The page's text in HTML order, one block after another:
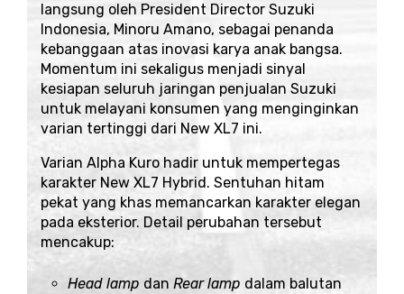
langsung oleh President Director Suzuki
Indonesia, Minoru Amano, sebagai penanda
kebanggaan atas inovasi karya anak bangsa.
Momentum ini sekaligus menjadi sinyal
kesiapan seluruh jaringan penjualan Suzuki
untuk melayani konsumen yang menginginkan
varian tertinggi dari New XL7 ini.
Varian Alpha Kuro hadir untuk mempertegas
karakter New XL7 Hybrid. Sentuhan hitam
pekat yang khas memancarkan karakter elegan
pada eksterior. Detail perubahan tersebut
mencakup:
Head lamp dan Rear lamp dalam balutan